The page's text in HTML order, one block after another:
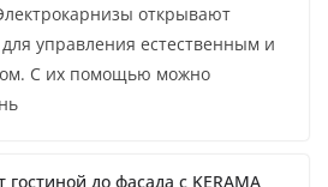
открывают
управления естественным и
С их помощью можно
гостиной до фасада с KERAMA